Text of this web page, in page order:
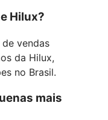
Hilux?
vendas
da Hilux,
no Brasil.
mais